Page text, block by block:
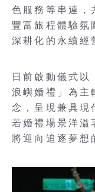
色服務等串連，
豐富旅程體驗氛
深耕化的永續經
日前啟動儀式以
浪嶼婚禮」為主
念，呈現兼具現
若婚禮場景洋溢
將迎向追逐夢想